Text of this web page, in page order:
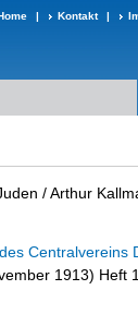
| Kontakt |
/ Arthur
Centralvereins
1913) Heft